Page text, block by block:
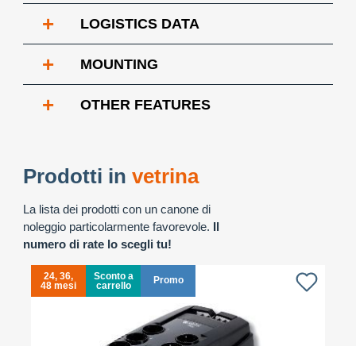
+ LOGISTICS DATA
+ MOUNTING
+ OTHER FEATURES
Prodotti in vetrina
La lista dei prodotti con un canone di
noleggio particolarmente favorevole. Il
numero di rate lo scegli tu!
24, 36,
48 mesi
Sconto a
carrello
Promo